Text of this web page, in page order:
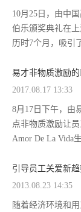
10月25日，由中
伯乐颁奖典礼在
历时7个月，吸引
易才非物质激励的
2017.08.17 13:33
8月17日下午，由
点非物质激励让
Amor De La Vida
引导员工关爱新
2013.08.23 14:35
随着经济环境和